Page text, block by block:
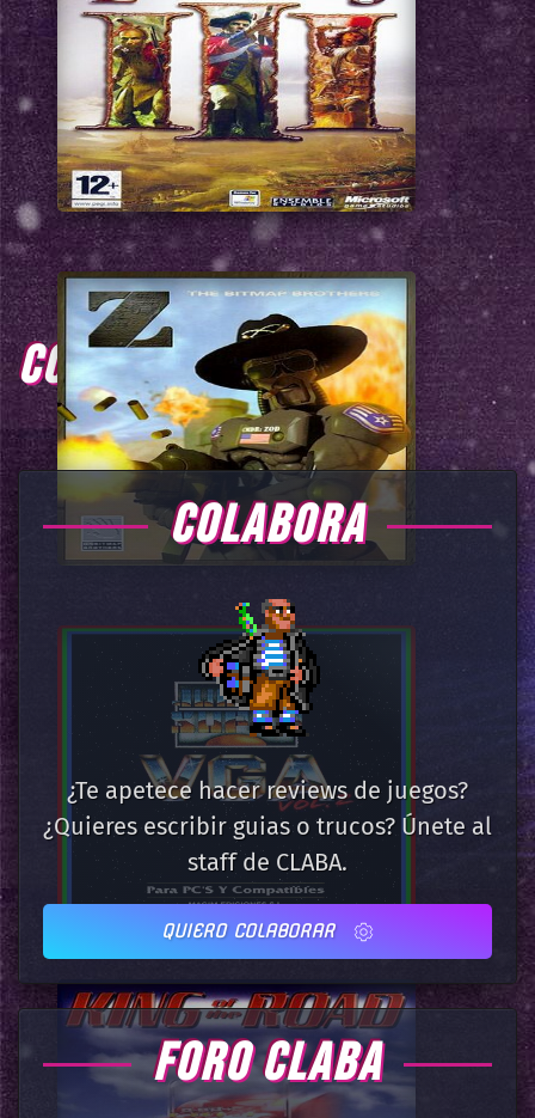
COMENTARIOS
COLABORA
¿Te apetece hacer reviews de juegos?
¿Quieres escribir guias o trucos? Únete al
staff de CLABA.
QUIERO COLABORAR
FORO CLABA